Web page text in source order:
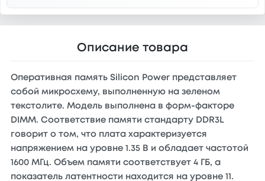
Описание товара
Оперативная память Silicon Power представляет
собой микросхему, выполненную на зеленом
текстолите. Модель выполнена в форм-факторе
DIMM. Соответствие памяти стандарту DDR3L
говорит о том, что плата характеризуется
напряжением на уровне 1.35 В и обладает частотой
1600 МГц. Объем памяти соответствует 4 ГБ, а
показатель латентности находится на уровне 11.